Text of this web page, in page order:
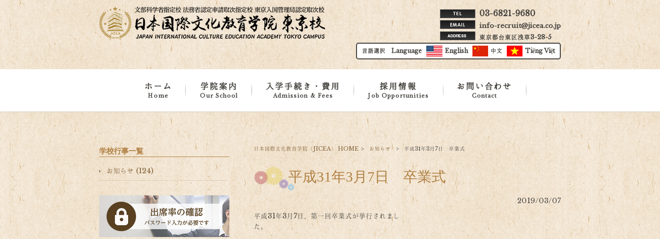
03-6821-9680
info-recruit@jicea.co.jp
東京都台東区浅草3-28-5
言語選択 Language English 中文 Tiếng Việt
ホーム
Home
学院案内
Our School
学院概要
学校・施設紹介
浅草・地域紹介
海外事務所
入学手続き・費用
Admission & Fees
カリキュラム
留学申請基準
費用
ダウンロード
採用情報
Job Opportunities
お問い合わせ
Contact
日本国際文化教育学院（JICEA） HOME > お知らせ > 平成31年3月7日 卒業式
平成31年3月7日 卒業式
2019/03/07
平成31年3月7日、第一回卒業式が挙行されまし
た。
学校行事一覧
お知らせ (124)